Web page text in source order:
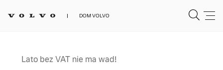
DOM VOLVO
Lato bez VAT nie ma wad!